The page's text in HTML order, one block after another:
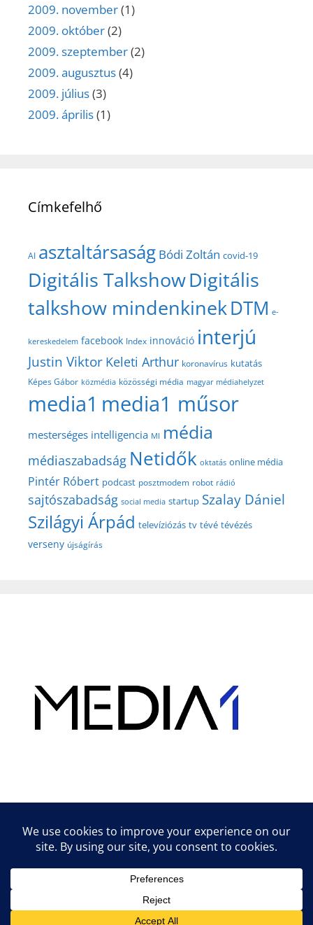
2009. november(1)
2009. október(2)
2009. szeptember(2)
2009. augusztus(4)
2009. július(3)
2009. április(1)
Címkefelhő
AI asztaltársaság Bódi Zoltán covid-19
Digitális TalkshowDigitális
talkshow mindenkinekDTM e-
kereskedelem facebook Index innováció interjú
Justin Viktor Keleti Arthur koronavírus kutatás
Képes Gábor közmédia közösségi média magyar médiahelyzet
media1 media1 műsor
mesterséges intelligencia MI média
médiaszabadság Netidők oktatás online média
Pintér Róbert podcast posztmodem robot rádió
sajtószabadság social media startup Szalay Dániel
Szilágyi Árpád televíziózás tv tévé tévézés
verseny újságírás
Lifestyle tippek & trükkök
© 2026 vipcast.hu powered by Media1• Készült